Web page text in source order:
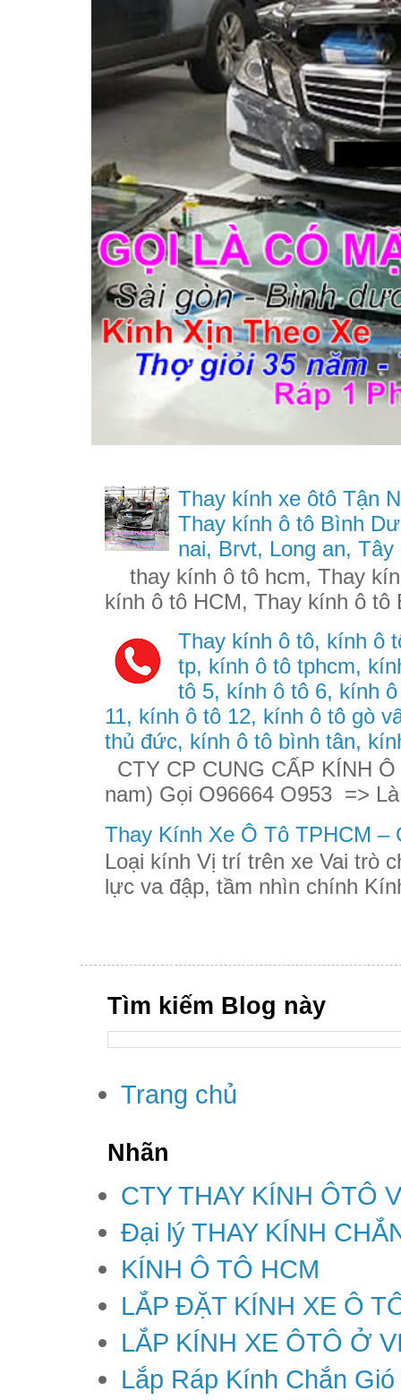
Thay kính xe ôtô Tận
Thay kính ô tô Bình
nai, Brvt, Long an,
thay kính ô tô hcm, Thay
kính ô tô HCM, Thay kính ô
Thay kính ô tô, kính ô
tp, kính ô tô tphcm,
tô 5, kính ô tô 6, kính
11, kính ô tô 12, kính ô tô gò
thủ đức, kính ô tô bình tân,
CTY CP CUNG CẤP KÍNH
nam) Gọi O96664 O953 =>
Thay Kính Xe Ô Tô TPHCM –
Loại kính Vị trí trên xe Vai trò
lực va đập, tầm nhìn chính
Tìm kiếm Blog này
Trang chủ
Nhãn
CTY THAY KÍNH ÔTÔ
Đại lý THAY KÍNH
KÍNH Ô TÔ HCM
LẮP ĐẶT KÍNH XE Ô
LẮP KÍNH XE ÔTÔ Ở
Lắp Ráp Kính Chắn